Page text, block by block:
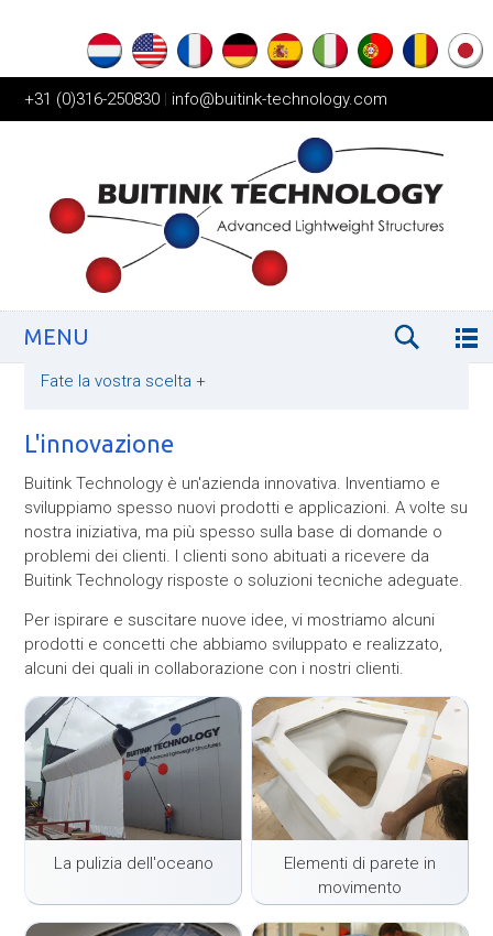
+31 (0)316-250830 | info@buitink-technology.com
MENU
Fate la vostra scelta +
L'innovazione
Buitink Technology è un'azienda innovativa. Inventiamo e
sviluppiamo spesso nuovi prodotti e applicazioni. A volte su
nostra iniziativa, ma più spesso sulla base di domande o
problemi dei clienti. I clienti sono abituati a ricevere da
Buitink Technology risposte o soluzioni tecniche adeguate.
Per ispirare e suscitare nuove idee, vi mostriamo alcuni
prodotti e concetti che abbiamo sviluppato e realizzato,
alcuni dei quali in collaborazione con i nostri clienti.
La pulizia dell'oceano
Elementi di parete in
movimento